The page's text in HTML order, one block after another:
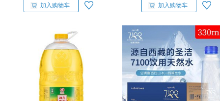
加入购物车 加入购物车